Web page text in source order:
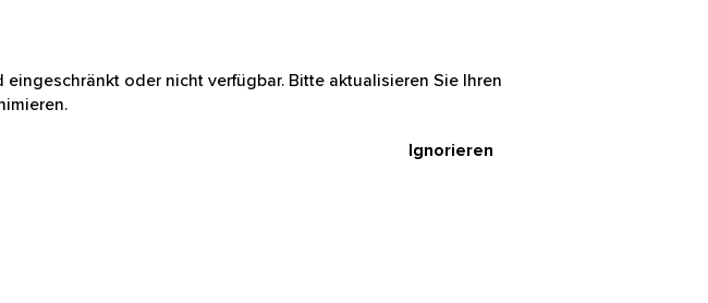
oder nicht verfügbar. Bitte aktualisieren Sie Ihren
Ignorieren